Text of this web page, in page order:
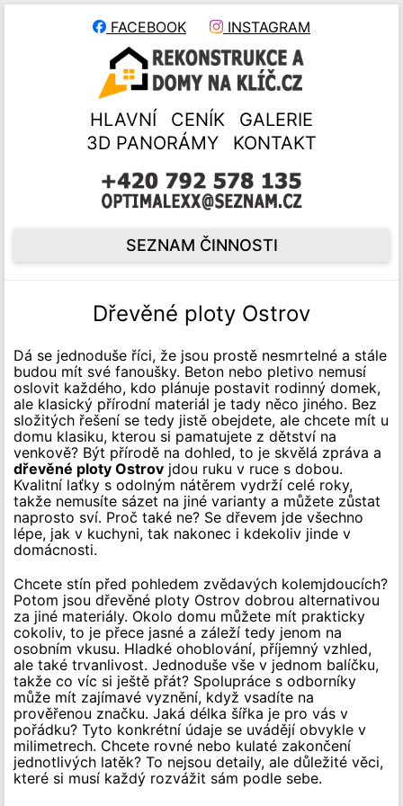
FACEBOOK INSTAGRAM
HLAVNÍ CENÍK
GALERIE
3D PANORÁMY
KONTAKT
SEZNAM ČINNOSTI
Dřevěné ploty Ostrov
Dá se jednoduše říci, že jsou prostě nesmrtelné a stále
budou mít své fanoušky. Beton nebo pletivo nemusí
oslovit každého, kdo plánuje postavit rodinný domek,
ale klasický přírodní materiál je tady něco jiného. Bez
složitých řešení se tedy jistě obejdete, ale chcete mít u
domu klasiku, kterou si pamatujete z dětství na
venkově? Být přírodě na dohled, to je skvělá zpráva a
dřevěné ploty Ostrov jdou ruku v ruce s dobou.
Kvalitní laťky s odolným nátěrem vydrží celé roky,
takže nemusíte sázet na jiné varianty a můžete zůstat
naprosto sví. Proč také ne? Se dřevem jde všechno
lépe, jak v kuchyni, tak nakonec i kdekoliv jinde v
domácnosti.
Chcete stín před pohledem zvědavých kolemjdoucích?
Potom jsou dřevěné ploty Ostrov dobrou alternativou
za jiné materiály. Okolo domu můžete mít prakticky
cokoliv, to je přece jasné a záleží tedy jenom na
osobním vkusu. Hladké ohoblování, příjemný vzhled,
ale také trvanlivost. Jednoduše vše v jednom balíčku,
takže co víc si ještě přát? Spolupráce s odborníky
může mít zajímavé vyznění, když vsadíte na
prověřenou značku. Jaká délka šířka je pro vás v
pořádku? Tyto konkrétní údaje se uvádějí obvykle v
milimetrech. Chcete rovné nebo kulaté zakončení
jednotlivých latěk? To nejsou detaily, ale důležité věci,
které si musí každý rozvážit sám podle sebe.